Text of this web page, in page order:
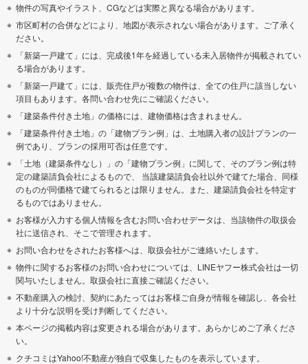
物件の写真やイラスト、CGなどは実際と異なる場合があります。
市区町村の合併などにより、地図が表示されない場合があります。ご了承く
ださい。
「新築一戸建て」には、完成後1年を経過している未入居物件が掲載されてい
る場合があります。
「新築一戸建て」には、販売住戸が複数の物件は、全ての住戸に該当しない
項目もあります。各問い合わせ先にご確認ください。
「建築条件付き土地」の価格には、建物価格は含まれません。
「建築条件付き土地」の「建物プラン例」は、土地購入者の設計プランの一
例であり、プランの採用可否は任意です。
「土地（建築条件なし）」の「建物プラン例」に関して、そのプラン例は特
定の建築請負会社によるもので、 当該建築請負会社以外で建てた場合、同様
のものが同価格で建てられるとは限りません。また、建築請負会社を特定す
るものではありません。
お客様が入力する個人情報を含むお問い合わせデータは、当該物件の取扱会
社に送信され、そこで管理されます。
お問い合わせをされたお客様へは、取扱会社がご連絡いたします。
物件に関するお客様のお問い合わせについては、LINEヤフー株式会社は一切
関与いたしません。取扱会社に直接ご確認ください。
不動産購入の検討、契約にあたってはお客様ご自身が情報を確認し、各会社
より十分な説明を受け判断してください。
本ページの掲載内容は変更される場合があります。あらかじめご了承くださ
い。
クチコミはYahoo!不動産が独自で収集したものを表示しています。